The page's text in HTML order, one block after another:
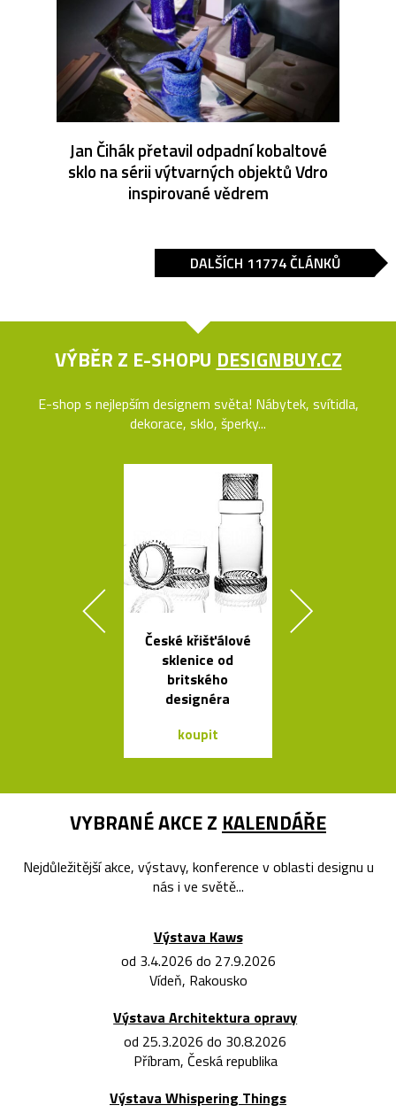
Jan Čihák přetavil odpadní kobaltové
sklo na sérii výtvarných objektů Vdro
inspirované vědrem
DALŠÍCH 11774 ČLÁNKŮ
VÝBĚR Z E-SHOPU DESIGNBUY.CZ
E-shop s nejlepším designem světa! Nábytek, svítidla,
dekorace, sklo, šperky...
České křišťálové
sklenice od
britského
designéra
koupit
VYBRANÉ AKCE Z KALENDÁŘE
Nejdůležitější akce, výstavy, konference v oblasti designu u
nás i ve světě...
Výstava Kaws
od 3.4.2026 do 27.9.2026
Vídeň, Rakousko
Výstava Architektura opravy
od 25.3.2026 do 30.8.2026
Příbram, Česká republika
Výstava Whispering Things